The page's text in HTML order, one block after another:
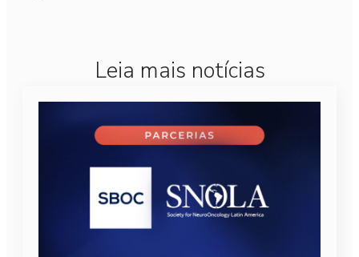
Leia mais notícias